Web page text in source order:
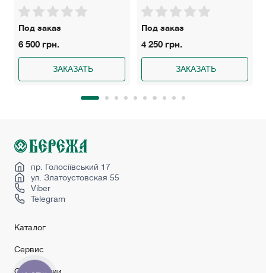
Под заказ
6 500 грн.
ЗАКАЗАТЬ
Под заказ
4 250 грн.
ЗАКАЗАТЬ
пр. Голосіївський 17
ул. Златоустовская 55
Viber
Telegram
Каталог
Сервис